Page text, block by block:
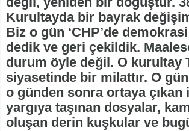
Kurultayda bir bayrak
Biz o gün ‘CHP’de demokrasi
dedik ve geri çekildik.
durum öyle değil. O kurultay
siyasetinde bir milattır. O
o günden sonra ortaya çıkan
yargıya taşınan dosyalar,
oluşan derin kuşkular ve